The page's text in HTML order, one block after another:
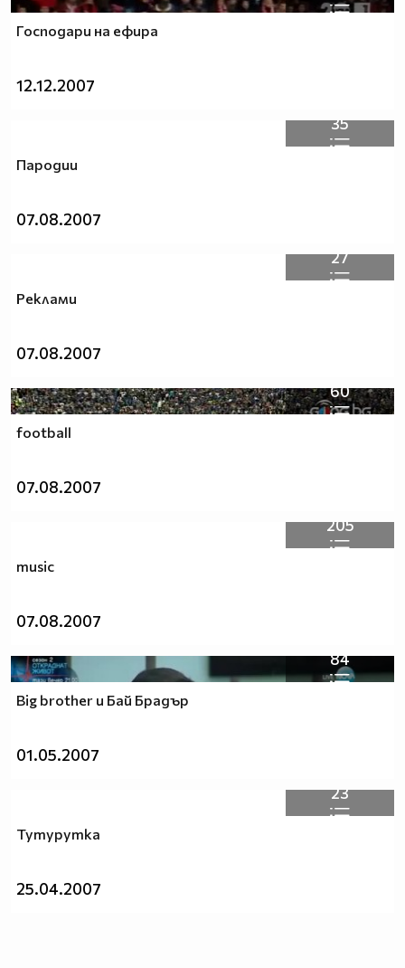
Господари на ефира
12.12.2007
35
Пародии
07.08.2007
27
Реклами
07.08.2007
60
football
07.08.2007
205
music
07.08.2007
84
Big brother и Бай Брадър
01.05.2007
23
Тутурутка
25.04.2007